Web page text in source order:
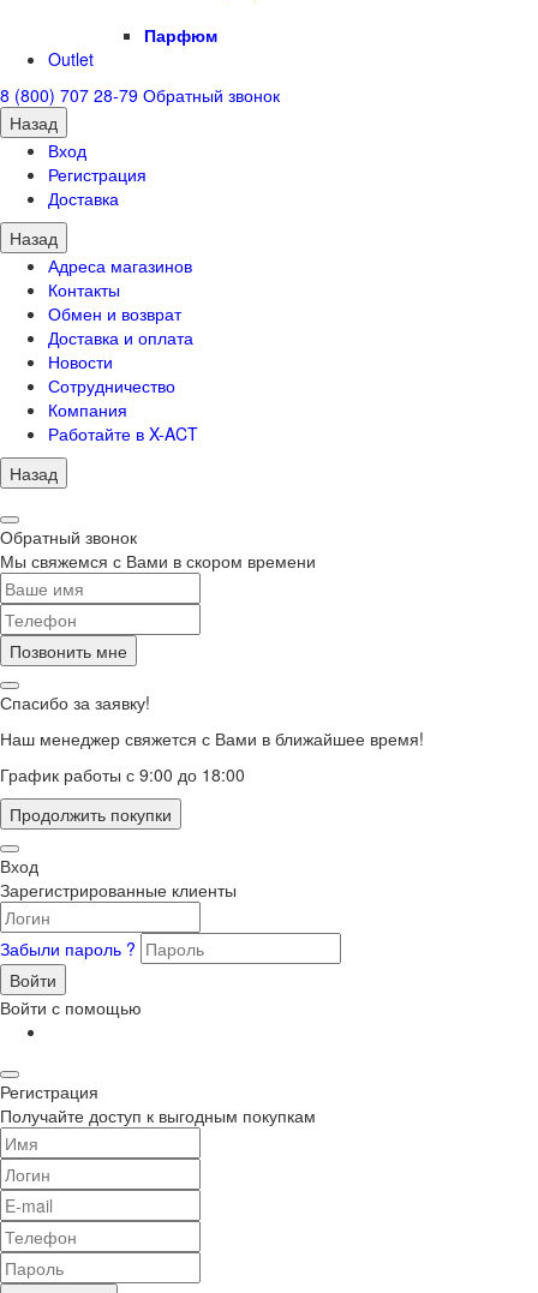
Парфюм
Outlet
8 (800) 707 28-79 Обратный звонок
Назад
Вход
Регистрация
Доставка
Назад
Адреса магазинов
Контакты
Обмен и возврат
Доставка и оплата
Новости
Сотрудничество
Компания
Работайте в X-ACT
Назад
Обратный звонок
Мы свяжемся с Вами в скором времени
Позвонить мне
Спасибо за заявку!
Наш менеджер свяжется с Вами в ближайшее время!
График работы с 9:00 до 18:00
Продолжить покупки
Вход
Зарегистрированные клиенты
Забыли пароль ?
Войти
Войти с помощью
Регистрация
Получайте доступ к выгодным покупкам